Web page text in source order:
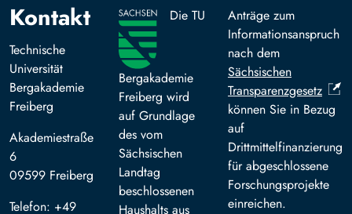
Kontakt
Technische
Universität
Bergakademie
Freiberg
Akademiestraße
6
09599 Freiberg
Telefon: +49
Die TU
Bergakademie
Freiberg wird
auf Grundlage
des vom
Sächsischen
Landtag
beschlossenen
Haushalts aus
Anträge zum
Informationsanspruch
nach dem
Sächsischen
Transparenzgesetz
können Sie in Bezug
auf
Drittmittelfinanzierung
für abgeschlossene
Forschungsprojekte
einreichen.